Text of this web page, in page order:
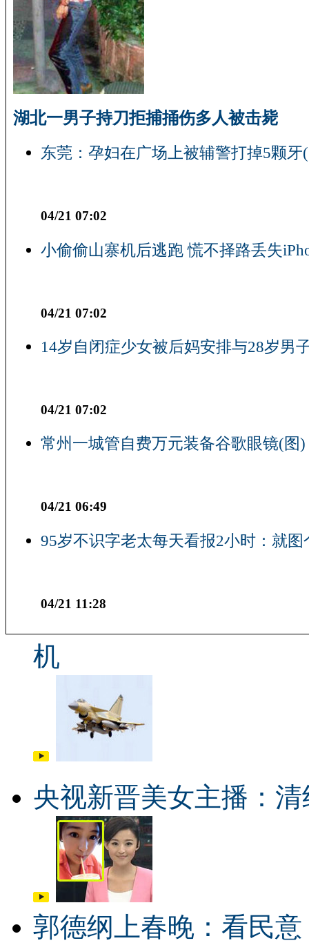
湖北一男子持刀拒捕捅伤多人被击毙
东莞：孕妇在广场上被辅警打掉5颗牙
04/21 07:02
小偷偷山寨机后逃跑 慌不择路丢失
04/21 07:02
14岁自闭症少女被后妈安排与28岁男
04/21 07:02
常州一城管自费万元装备谷歌眼镜(图)
04/21 06:49
95岁不识字老太每天看报2小时：就图
04/21 11:28
机
央视新晋美女主播：清
郭德纲上春晚：看民意